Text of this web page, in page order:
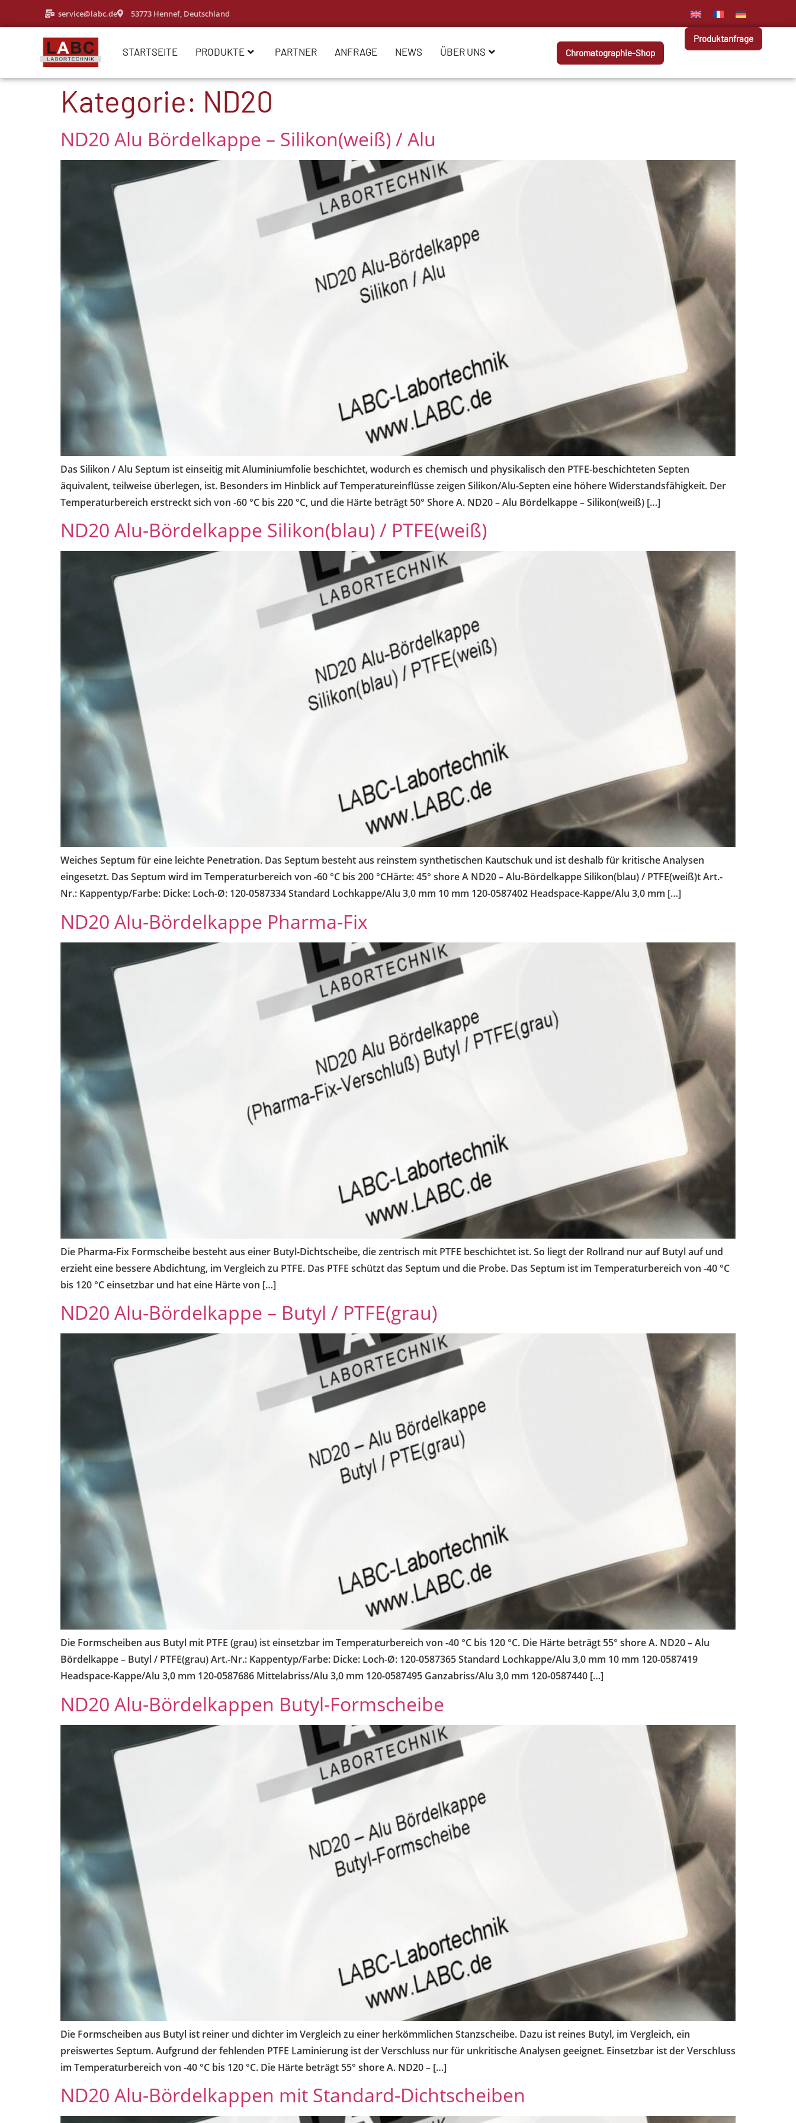
service@labc.de 53773 Hennef, Deutschland
STARTSEITE PRODUKTE PARTNER ANFRAGE NEWS ÜBER UNS Chromatographie-Shop
Produktanfrage
Kategorie: ND20
ND20 Alu Bördelkappe – Silikon(weiß) / Alu
Das Silikon / Alu Septum ist einseitig mit Aluminiumfolie beschichtet, wodurch es chemisch und physikalisch den PTFE-beschichteten Septen
äquivalent, teilweise überlegen, ist. Besonders im Hinblick auf Temperatureinflüsse zeigen Silikon/Alu-Septen eine höhere Widerstandsfähigkeit. Der
Temperaturbereich erstreckt sich von -60 °C bis 220 °C, und die Härte beträgt 50° Shore A. ND20 – Alu Bördelkappe – Silikon(weiß) […]
ND20 Alu-Bördelkappe Silikon(blau) / PTFE(weiß)
Weiches Septum für eine leichte Penetration. Das Septum besteht aus reinstem synthetischen Kautschuk und ist deshalb für kritische Analysen
eingesetzt. Das Septum wird im Temperaturbereich von -60 °C bis 200 °CHärte: 45° shore A ND20 – Alu-Bördelkappe Silikon(blau) / PTFE(weiß)t Art.-
Nr.: Kappentyp/Farbe: Dicke: Loch-Ø: 120-0587334 Standard Lochkappe/Alu 3,0 mm 10 mm 120-0587402 Headspace-Kappe/Alu 3,0 mm […]
ND20 Alu-Bördelkappe Pharma-Fix
Die Pharma-Fix Formscheibe besteht aus einer Butyl-Dichtscheibe, die zentrisch mit PTFE beschichtet ist. So liegt der Rollrand nur auf Butyl auf und
erzieht eine bessere Abdichtung, im Vergleich zu PTFE. Das PTFE schützt das Septum und die Probe. Das Septum ist im Temperaturbereich von -40 °C
bis 120 °C einsetzbar und hat eine Härte von […]
ND20 Alu-Bördelkappe – Butyl / PTFE(grau)
Die Formscheiben aus Butyl mit PTFE (grau) ist einsetzbar im Temperaturbereich von -40 °C bis 120 °C. Die Härte beträgt 55° shore A. ND20 – Alu
Bördelkappe – Butyl / PTFE(grau) Art.-Nr.: Kappentyp/Farbe: Dicke: Loch-Ø: 120-0587365 Standard Lochkappe/Alu 3,0 mm 10 mm 120-0587419
Headspace-Kappe/Alu 3,0 mm 120-0587686 Mittelabriss/Alu 3,0 mm 120-0587495 Ganzabriss/Alu 3,0 mm 120-0587440 […]
ND20 Alu-Bördelkappen Butyl-Formscheibe
Die Formscheiben aus Butyl ist reiner und dichter im Vergleich zu einer herkömmlichen Stanzscheibe. Dazu ist reines Butyl, im Vergleich, ein
preiswertes Septum. Aufgrund der fehlenden PTFE Laminierung ist der Verschluss nur für unkritische Analysen geeignet. Einsetzbar ist der Verschluss
im Temperaturbereich von -40 °C bis 120 °C. Die Härte beträgt 55° shore A. ND20 – […]
ND20 Alu-Bördelkappen mit Standard-Dichtscheiben